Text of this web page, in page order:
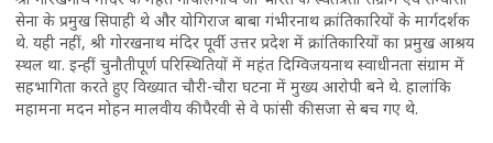
सेना के प्रमुख सिपाही थे और योगिराज बाबा गंभीरनाथ क्रांतिकारियों के मार्गदर्शक
थे. यही नहीं, श्री गोरखनाथ मंदिर पूर्वी उत्तर प्रदेश में क्रांतिकारियों का प्रमुख आश्रय
स्थल था. इन्हीं चुनौतीपूर्ण परिस्थितियों में महंत दिग्विजयनाथ स्वाधीनता संग्राम में
सहभागिता करते हुए विख्यात चौरी-चौरा घटना में मुख्य आरोपी बने थे. हालांकि
महामना मदन मोहन मालवीय की पैरवी से वे फांसी की सजा से बच गए थे.